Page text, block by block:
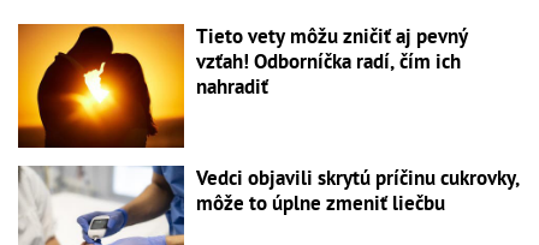
Tieto vety môžu zničiť aj pevný
vzťah! Odborníčka radí, čím ich
nahradiť
Vedci objavili skrytú príčinu cukrovky,
môže to úplne zmeniť liečbu